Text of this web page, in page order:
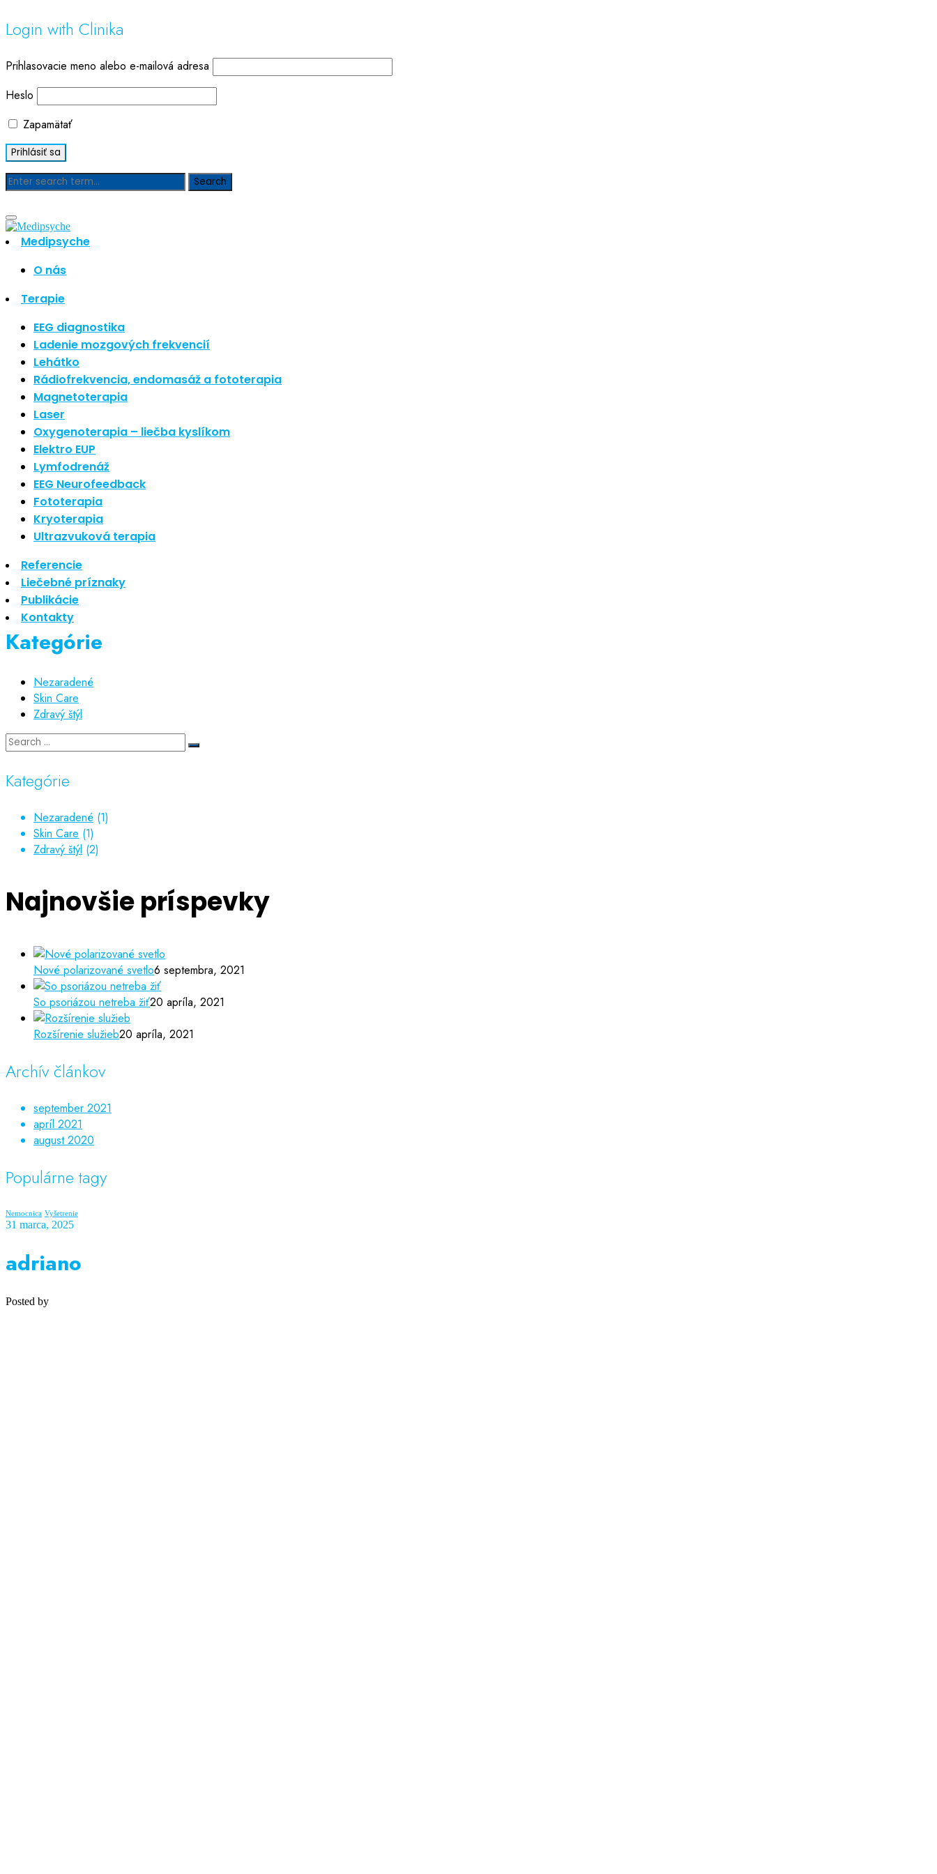
Login with Clinika
Prihlasovacie meno alebo e-mailová adresa
Heslo
Zapamätať
Medipsyche
O nás
Terapie
EEG diagnostika
Ladenie mozgových frekvencií
Lehátko
Rádiofrekvencia, endomasáž a fototerapia
Magnetoterapia
Laser
Oxygenoterapia – liečba kyslíkom
Elektro EUP
Lymfodrenáž
EEG Neurofeedback
Fototerapia
Kryoterapia
Ultrazvuková terapia
Referencie
Liečebné príznaky
Publikácie
Kontakty
Blog
Hľadať
Najnovšie články
Nové polarizované svetlo
So psoriázou netreba žiť
Rozšírenie služieb
Hudba a vývoj mozgu
Najnovšie komentáre
Žiadne komentáre na zobrazenie.
Archív
september 2021
apríl 2021
august 2020
Kategórie
Nezaradené
Skin Care
Zdravý štýl
Kategórie
Nezaradené (1)
Skin Care (1)
Zdravý štýl (2)
Najnovšie príspevky
Nové polarizované svetlo6 septembra, 2021
So psoriázou netreba žiť20 apríla, 2021
Rozšírenie služieb20 apríla, 2021
Archív článkov
september 2021
apríl 2021
august 2020
Populárne tagy
Nemocnica Vyšetrenie
31 marca, 2025
adriano
Posted by